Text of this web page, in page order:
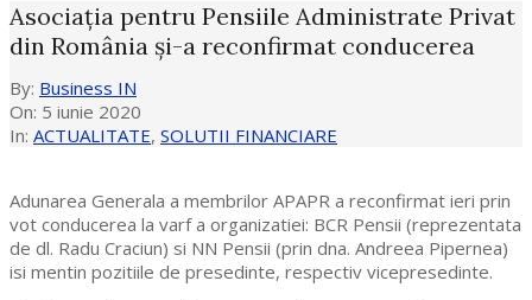
Asociația pentru Pensiile Administrate Privat
din România și-a reconfirmat conducerea
By: Business IN
On: 5 iunie 2020
In: ACTUALITATE, SOLUTII FINANCIARE
Adunarea Generala a membrilor APAPR a reconfirmat ieri prin
vot conducerea la varf a organizatiei: BCR Pensii (reprezentata
de dl. Radu Craciun) si NN Pensii (prin dna. Andreea Pipernea)
isi mentin pozitiile de presedinte, respectiv vicepresedinte.